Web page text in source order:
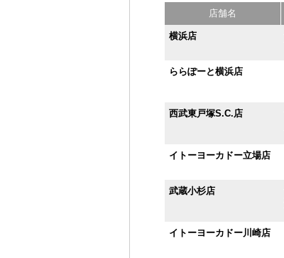
店舗名
横浜店
ららぽーと横浜店
西武東戸塚S.C.店
イトーヨーカドー立場店
武蔵小杉店
イトーヨーカドー川崎店